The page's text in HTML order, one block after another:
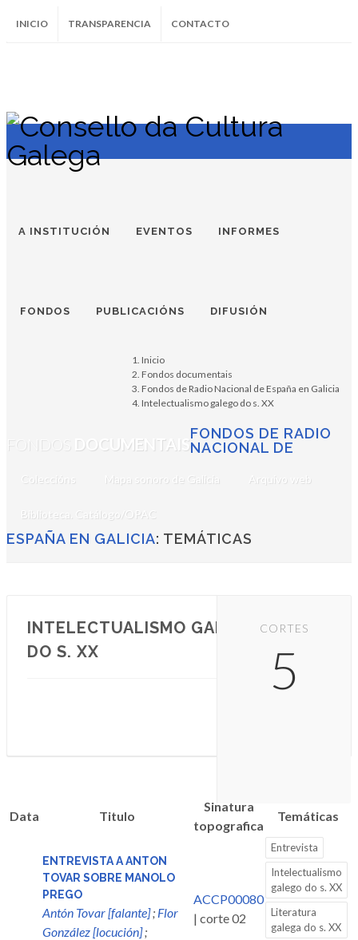
INICIO TRANSPARENCIA CONTACTO
InstagramFacebookTwitter Soundcloud
Youtube
A INSTITUCIÓN EVENTOS INFORMES
FONDOS PUBLICACIÓNS DIFUSIÓN
FONDOS DOCUMENTAIS
Coleccións Mapa sonoro de Galicia Arquivo web
Biblioteca. Catálogo/OPAC
FONDOS DE RADIO
NACIONAL DE
ESPAÑA EN GALICIA: TEMÁTICAS
Inicio
Fondos documentais
Fondos de Radio Nacional de España en Galicia
Intelectualismo galego do s. XX
INTELECTUALISMO GALEGO
DO S. XX
CORTES
5
Data Titulo
Sinatura
topografica
Temáticas
ENTREVISTA A ANTON
TOVAR SOBRE MANOLO
PREGO
Antón Tovar [falante]; Flor
González [locución];
ACCP00080
| corte 02
Entrevista
Intelectualismo
galego do s. XX
Literatura
galega do s. XX